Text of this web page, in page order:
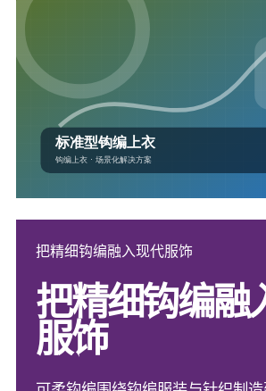
把精细钩编融入现代服饰
把精细钩编融
服饰